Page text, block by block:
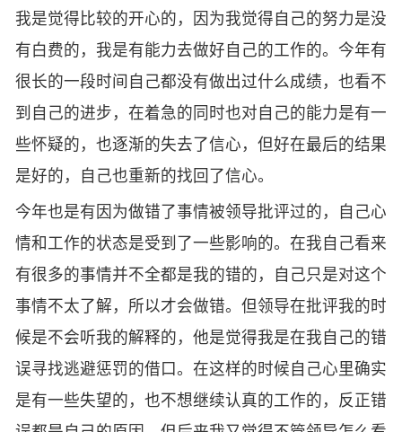
我是觉得比较的开心的，因为我觉得自己的努力是没
有白费的，我是有能力去做好自己的工作的。今年有
很长的一段时间自己都没有做出过什么成绩，也看不
到自己的进步，在着急的同时也对自己的能力是有一
些怀疑的，也逐渐的失去了信心，但好在最后的结果
是好的，自己也重新的找回了信心。
今年也是有因为做错了事情被领导批评过的，自己心
情和工作的状态是受到了一些影响的。在我自己看来
有很多的事情并不全都是我的错的，自己只是对这个
事情不太了解，所以才会做错。但领导在批评我的时
候是不会听我的解释的，他是觉得我是在我自己的错
误寻找逃避惩罚的借口。在这样的时候自己心里确实
是有一些失望的，也不想继续认真的工作的，反正错